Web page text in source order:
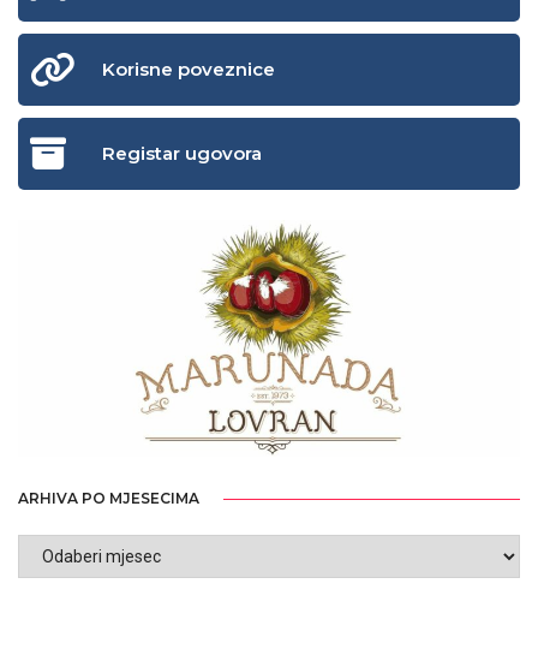
Korisne poveznice
Registar ugovora
ARHIVA PO MJESECIMA
ARHIVA